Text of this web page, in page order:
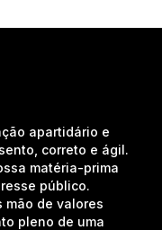
apartidário e
correto e ágil.
matéria-prima
público.
mão de valores
pleno de uma